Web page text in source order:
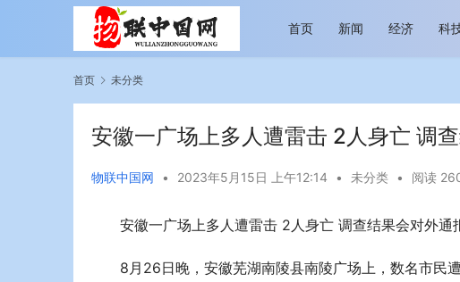
首页 新闻 经济 科
首页 未分类
安徽一广场上多人遭雷击 2人身亡 调
物联中国网 • 2023年5月15日 上午12:14 • 未分类 • 阅读
安徽一广场上多人遭雷击 2人身亡 调查结果会对外通
8月26日晚，安徽芜湖南陵县南陵广场上，数名市民
情逐梦 新帕拉丁听风之旅即日
今年旅游市场进入恢复发展快车道 向“新”而